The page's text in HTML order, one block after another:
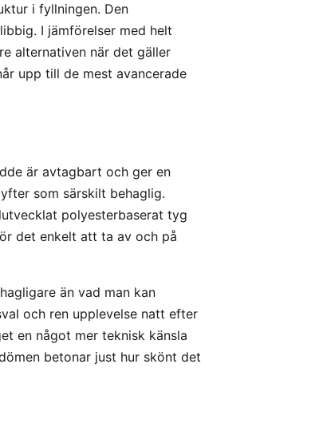
i fyllningen. Den
I jämförelser med helt
alternativen när det gäller
upp till de mest avancerade
är avtagbart och ger en
som särskilt behaglig.
polyesterbaserat tyg
det enkelt att ta av och på
än vad man kan
och ren upplevelse natt efter
en något mer teknisk känsla
betonar just hur skönt det